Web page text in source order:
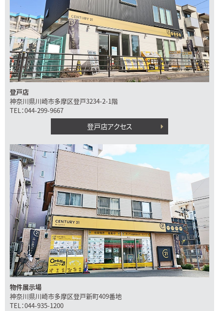
登戸店
神奈川県川崎市多摩区登戸3234-2-1階
TEL：044-299-9667
登戸店アクセス
物件展示場
神奈川県川崎市多摩区登戸新町409番地
TEL：044-935-1200